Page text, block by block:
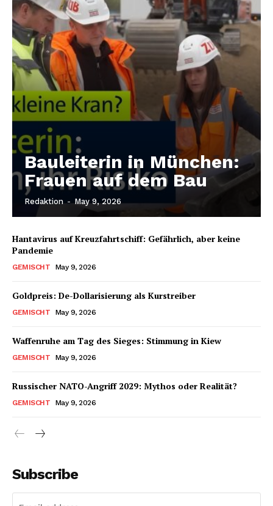
Bauleiterin in München:
Frauen auf dem Bau
Redaktion - May 9, 2026
Hantavirus auf Kreuzfahrtschiff: Gefährlich, aber keine
Pandemie
GEMISCHT May 9, 2026
Goldpreis: De-Dollarisierung als Kurstreiber
GEMISCHT May 9, 2026
Waffenruhe am Tag des Sieges: Stimmung in Kiew
GEMISCHT May 9, 2026
Russischer NATO-Angriff 2029: Mythos oder Realität?
GEMISCHT May 9, 2026
Subscribe